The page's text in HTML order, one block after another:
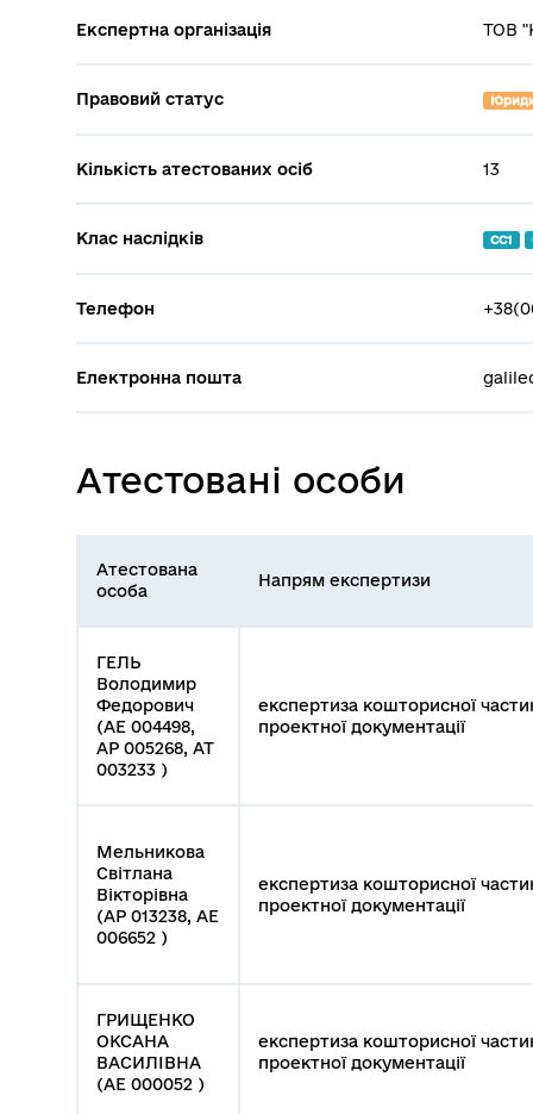
Експертна організація ТОВ
Правовий статус
Кількість атестованих осіб 13
Клас наслідків СС1
Телефон
Електронна пошта
Атестовані особи
Атестована
особа
Напрям експертизи
ГЕЛЬ
Володимир
Федорович
(АЕ 004498,
АР 005268, АТ
003233 )
експертиза кошторисної
проектної документації
Мельникова
Світлана
Вікторівна
(АР 013238, АЕ
006652 )
експертиза кошторисної
проектної документації
ГРИЩЕНКО
ОКСАНА
ВАСИЛІВНА
(АЕ 000052 )
експертиза кошторисної
проектної документації